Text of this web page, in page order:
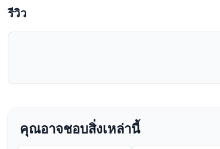
รีวิว
คุณอาจชอบสิ่งเหล่านี้
전시